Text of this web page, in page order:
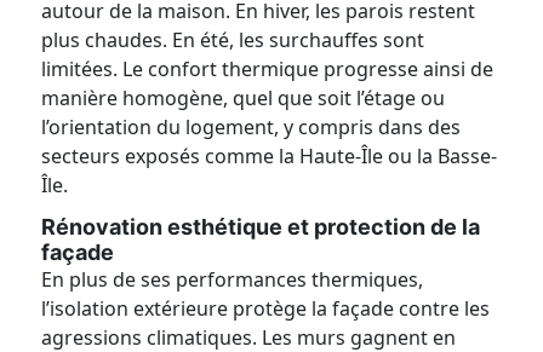
autour de la maison. En hiver, les parois restent
plus chaudes. En été, les surchauffes sont
limitées. Le confort thermique progresse ainsi de
manière homogène, quel que soit l’étage ou
l’orientation du logement, y compris dans des
secteurs exposés comme la Haute-Île ou la Basse-
Île.
Rénovation esthétique et protection de la
façade
En plus de ses performances thermiques,
l’isolation extérieure protège la façade contre les
agressions climatiques. Les murs gagnent en